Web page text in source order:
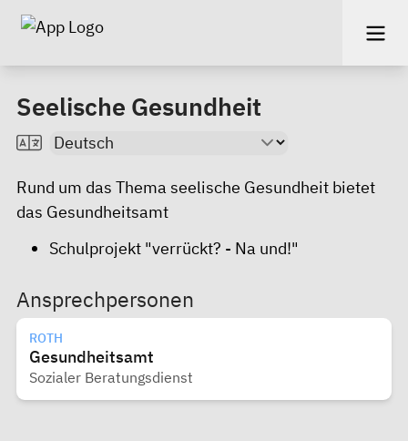
Seelische Gesundheit
Rund um das Thema seelische Gesundheit bietet
das Gesundheitsamt
Schulprojekt "verrückt? - Na und!"
Ansprechpersonen
ROTH
Gesundheitsamt
Sozialer Beratungsdienst